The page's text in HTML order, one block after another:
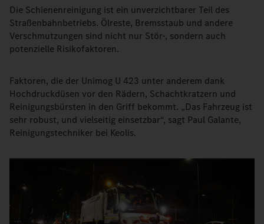
Die Schienenreinigung ist ein unverzichtbarer Teil des
Straßenbahnbetriebs. Ölreste, Bremsstaub und andere
Verschmutzungen sind nicht nur Stör-, sondern auch
potenzielle Risikofaktoren.
Faktoren, die der Unimog U 423 unter anderem dank
Hochdruckdüsen vor den Rädern, Schachtkratzern und
Reinigungsbürsten in den Griff bekommt. „Das Fahrzeug ist
sehr robust, und vielseitig einsetzbar“, sagt Paul Galante,
Reinigungstechniker bei Keolis.